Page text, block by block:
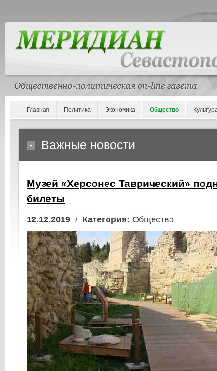
Главная Политика Экономика Общество
Важные новости
Музей «Херсонес Таврический»
билеты
12.12.2019 / Категория: Общество